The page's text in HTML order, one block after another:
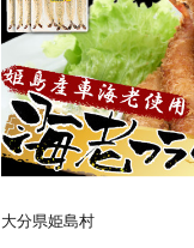
大分県姫島村